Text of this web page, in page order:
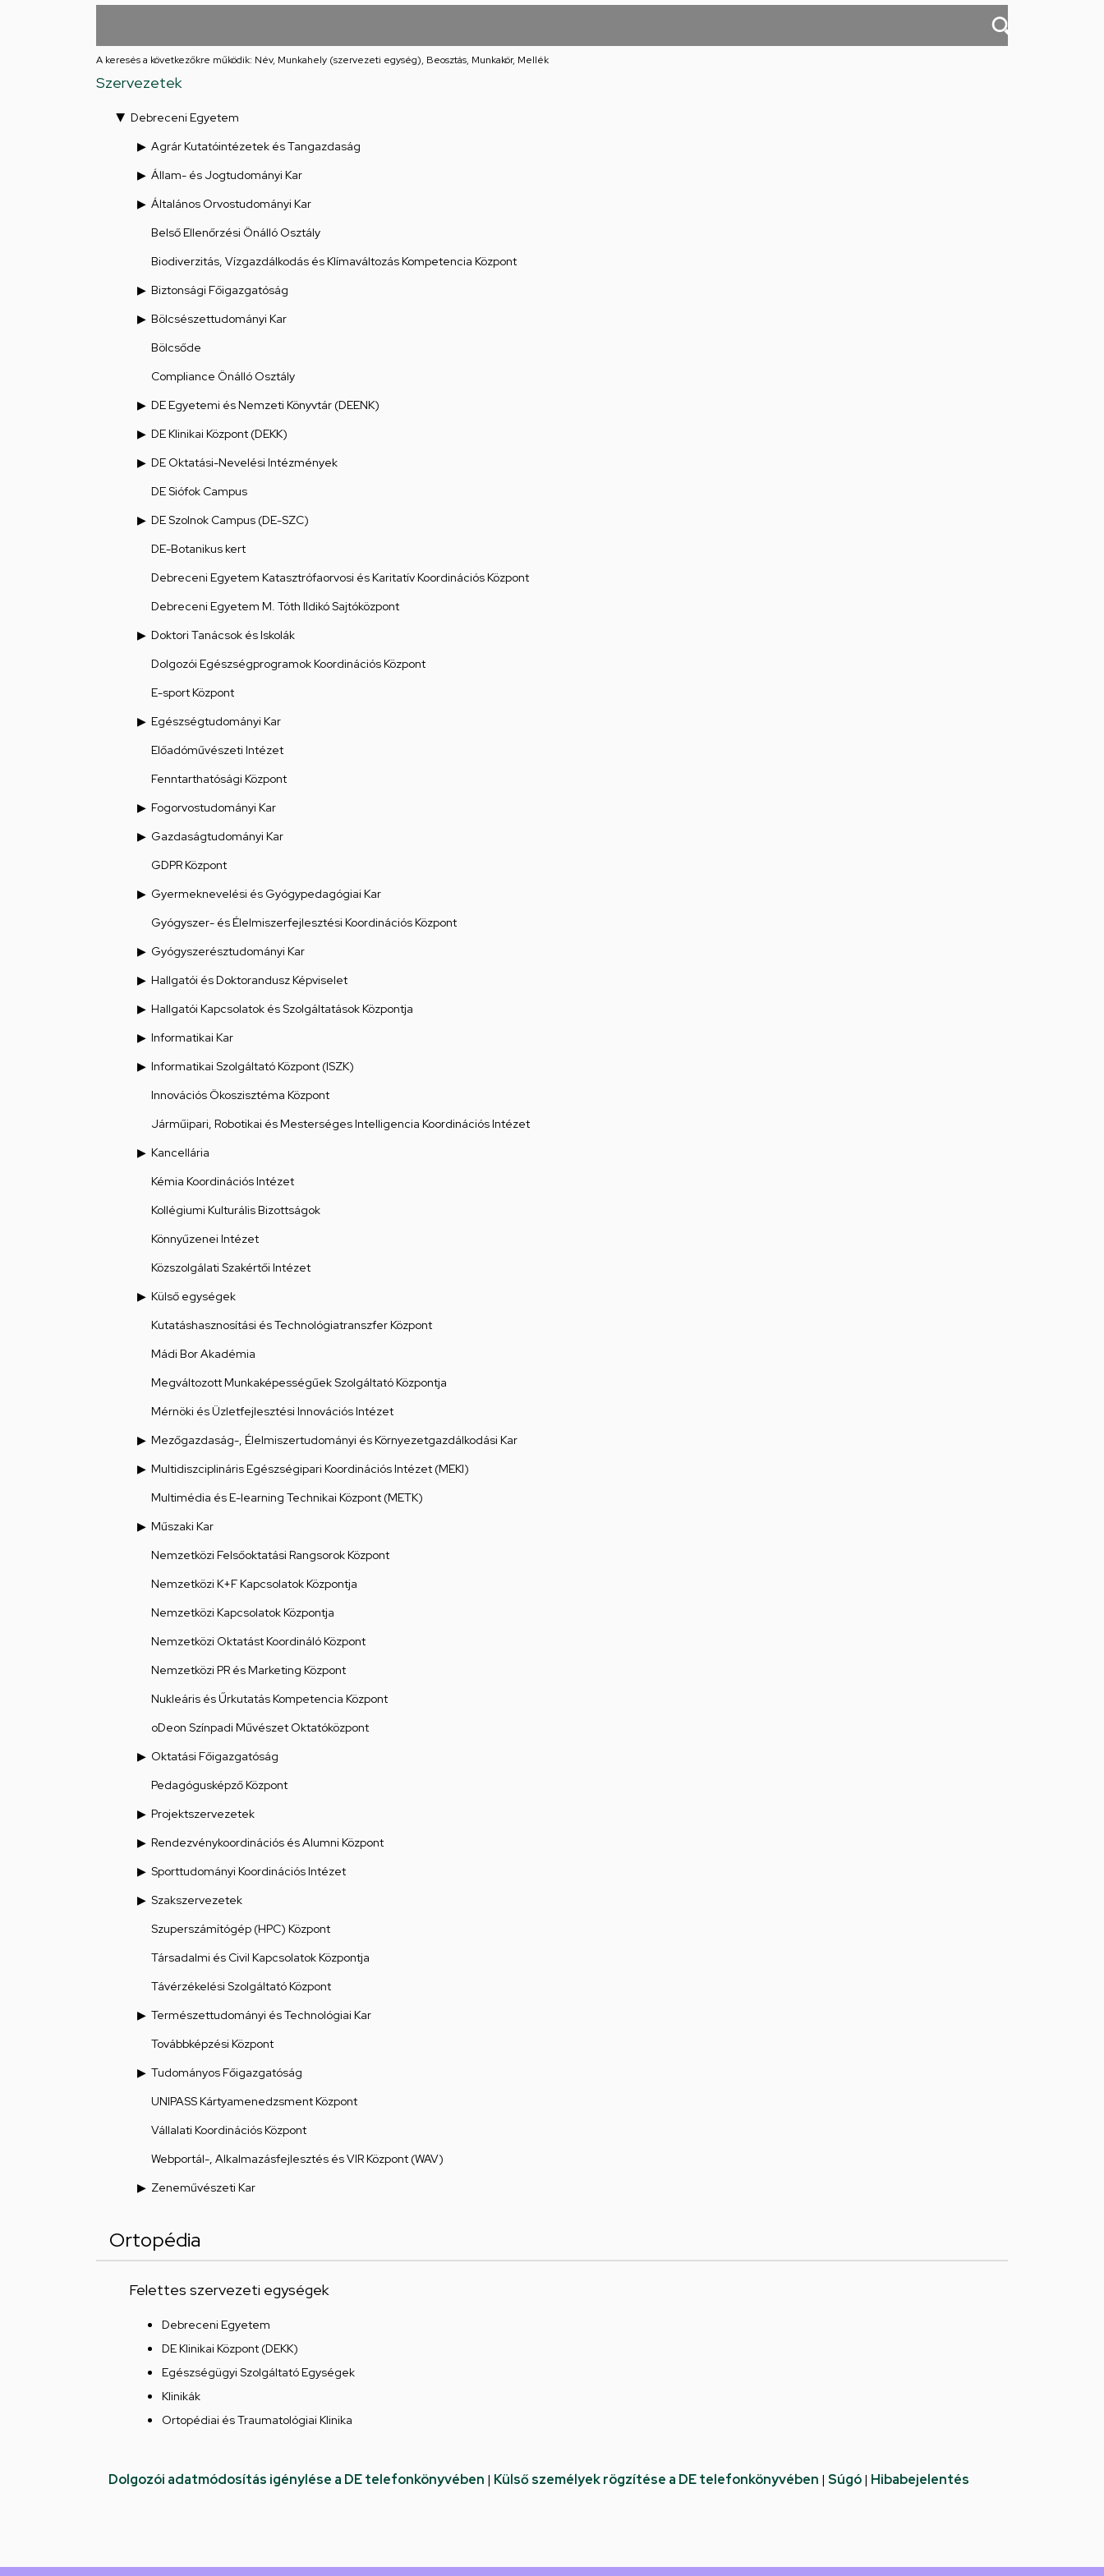
feladatellátási
A keresés a következőkre működik: Név, Munkahely (szervezeti egység), Beosztás, Munkakör, Mellék
Szervezetek
Debreceni Egyetem
Agrár Kutatóintézetek és Tangazdaság
Állam- és Jogtudományi Kar
Általános Orvostudományi Kar
Belső Ellenőrzési Önálló Osztály
Biodiverzitás, Vízgazdálkodás és Klímaváltozás Kompetencia Központ
Biztonsági Főigazgatóság
Bölcsészettudományi Kar
Bölcsőde
Compliance Önálló Osztály
DE Egyetemi és Nemzeti Könyvtár (DEENK)
DE Klinikai Központ (DEKK)
DE Oktatási-Nevelési Intézmények
DE Siófok Campus
DE Szolnok Campus (DE-SZC)
DE-Botanikus kert
Debreceni Egyetem Katasztrófaorvosi és Karitatív Koordinációs Központ
Debreceni Egyetem M. Tóth Ildikó Sajtóközpont
Doktori Tanácsok és Iskolák
Dolgozói Egészségprogramok Koordinációs Központ
E-sport Központ
Egészségtudományi Kar
Előadóművészeti Intézet
Fenntarthatósági Központ
Fogorvostudományi Kar
Gazdaságtudományi Kar
GDPR Központ
Gyermeknevelési és Gyógypedagógiai Kar
Gyógyszer- és Élelmiszerfejlesztési Koordinációs Központ
Gyógyszerésztudományi Kar
Hallgatói és Doktorandusz Képviselet
Hallgatói Kapcsolatok és Szolgáltatások Központja
Informatikai Kar
Informatikai Szolgáltató Központ (ISZK)
Innovációs Ökoszisztéma Központ
Járműipari, Robotikai és Mesterséges Intelligencia Koordinációs Intézet
Kancellária
Kémia Koordinációs Intézet
Kollégiumi Kulturális Bizottságok
Könnyűzenei Intézet
Közszolgálati Szakértői Intézet
Külső egységek
Kutatáshasznosítási és Technológiatranszfer Központ
Mádi Bor Akadémia
Megváltozott Munkaképességűek Szolgáltató Központja
Mérnöki és Üzletfejlesztési Innovációs Intézet
Mezőgazdaság-, Élelmiszertudományi és Környezetgazdálkodási Kar
Multidiszciplináris Egészségipari Koordinációs Intézet (MEKI)
Multimédia és E-learning Technikai Központ (METK)
Műszaki Kar
Nemzetközi Felsőoktatási Rangsorok Központ
Nemzetközi K+F Kapcsolatok Központja
Nemzetközi Kapcsolatok Központja
Nemzetközi Oktatást Koordináló Központ
Nemzetközi PR és Marketing Központ
Nukleáris és Űrkutatás Kompetencia Központ
oDeon Színpadi Művészet Oktatóközpont
Oktatási Főigazgatóság
Pedagógusképző Központ
Projektszervezetek
Rendezvénykoordinációs és Alumni Központ
Sporttudományi Koordinációs Intézet
Szakszervezetek
Szuperszámítógép (HPC) Központ
Társadalmi és Civil Kapcsolatok Központja
Távérzékelési Szolgáltató Központ
Természettudományi és Technológiai Kar
Továbbképzési Központ
Tudományos Főigazgatóság
UNIPASS Kártyamenedzsment Központ
Vállalati Koordinációs Központ
Webportál-, Alkalmazásfejlesztés és VIR Központ (WAV)
Zeneművészeti Kar
Ortopédia
Felettes szervezeti egységek
Debreceni Egyetem
DE Klinikai Központ (DEKK)
Egészségügyi Szolgáltató Egységek
Klinikák
Ortopédiai és Traumatológiai Klinika
Dolgozói adatmódosítás igénylése a DE telefonkönyvében | Külső személyek rögzítése a DE telefonkönyvében | Súgó| Hibabejelentés